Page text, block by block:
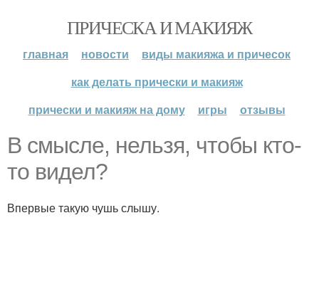
ПРИЧЕСКА И МАКИЯЖ
главная новости
виды макияжа и причесок
как делать прически и макияж
прически и макияж на дому
игры отзывы
В смысле, нельзя, чтобы кто-
то видел?
Впервые такую чушь слышу.